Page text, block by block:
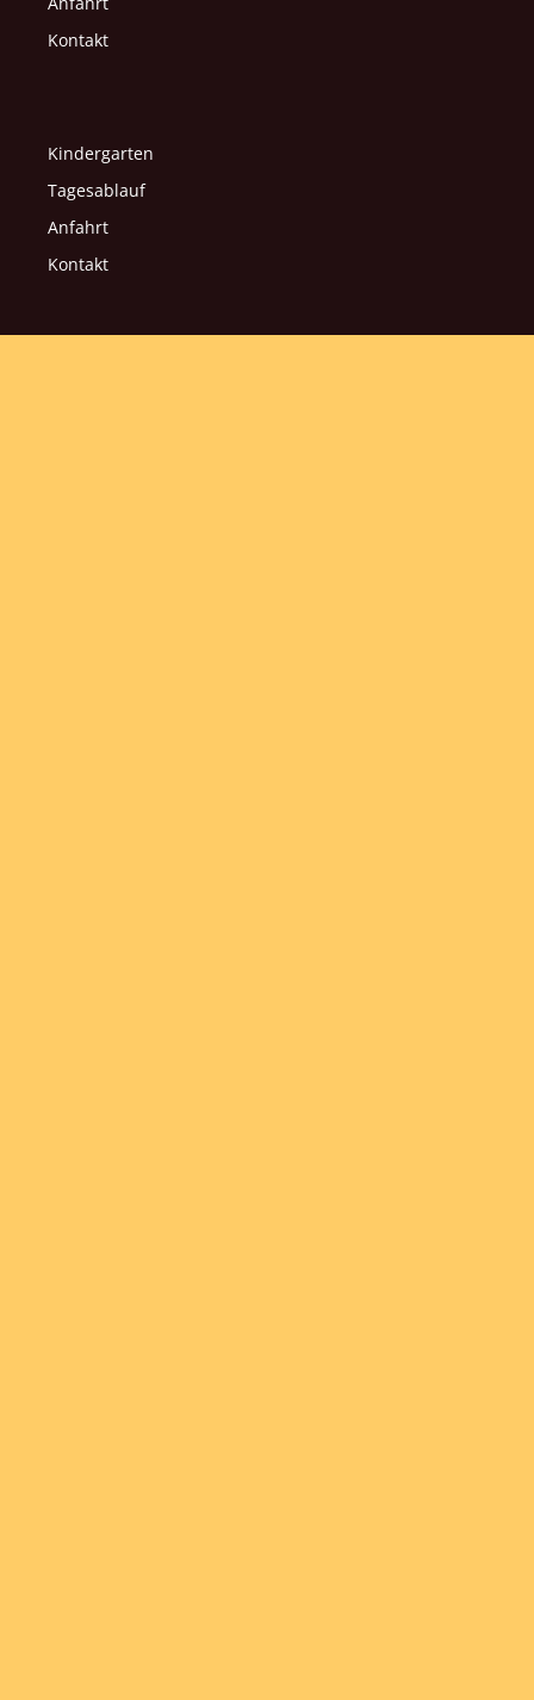
Kontakt
Kindergarten
Tagesablauf
Anfahrt
Kontakt